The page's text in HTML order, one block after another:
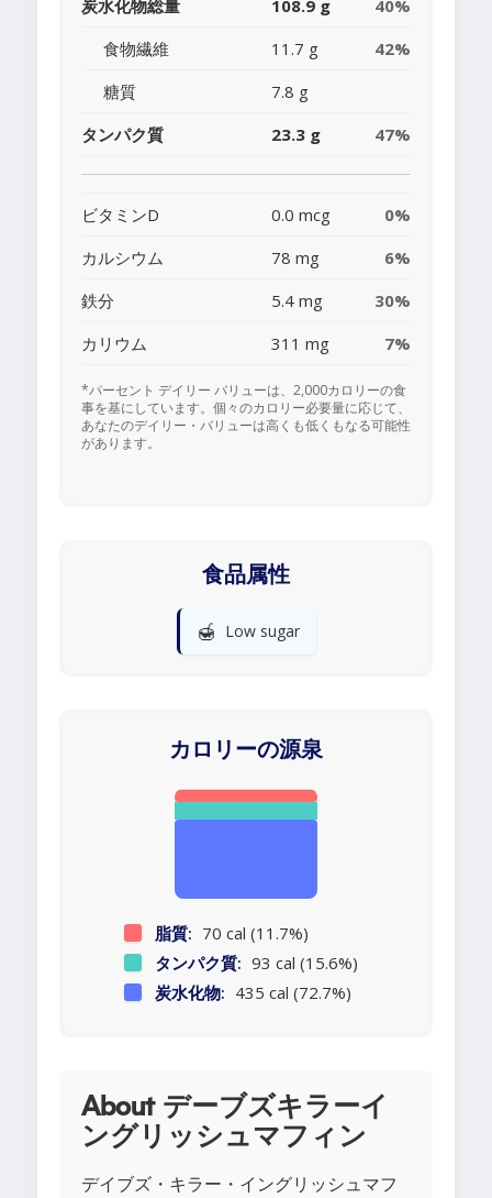
炭水化物総量 108.9 g
40%
食物繊維
11.7 g
42%
糖質
7.8 g
タンパク質
23.3 g 47%
ビタミンD 0.0 mcg
0%
カルシウム
78 mg
6%
鉄分
5.4 mg
30%
カリウム
311 mg 7%
*パーセント デイリー バリューは、2,000カロリーの食
事を基にしています。個々のカロリー必要量に応じて、
あなたのデイリー・バリューは高くも低くもなる可能性
があります。
食品属性
🍯 Low sugar
カロリーの源泉
脂質: 70 cal (11.7%)
タンパク質: 93 cal (15.6%)
炭水化物: 435 cal (72.7%)
About デーブズキラーイ
ングリッシュマフィン
デイブズ・キラー・イングリッシュマフ